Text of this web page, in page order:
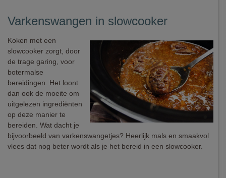
Varkenswangen in slowcooker
Koken met een
slowcooker zorgt, door
de trage garing, voor
botermalse
bereidingen. Het loont
dan ook de moeite om
uitgelezen ingrediënten
op deze manier te
bereiden. Wat dacht je
bijvoorbeeld van varkenswangetjes? Heerlijk mals en smaakvol
vlees dat nog beter wordt als je het bereid in een slowcooker.